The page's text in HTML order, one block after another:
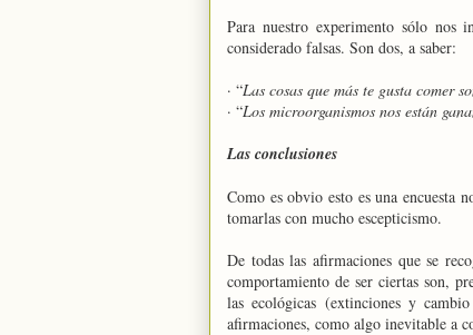
Para nuestro experimento sólo nos
considerado falsas. Son dos, a saber:
· “Las cosas que más te gusta comer
· “Los microorganismos nos están
Las conclusiones
Como es obvio esto es una encuesta
tomarlas con mucho escepticismo.
De todas las afirmaciones que se
comportamiento de ser ciertas son,
las ecológicas (extinciones y
afirmaciones, como algo inevitable a